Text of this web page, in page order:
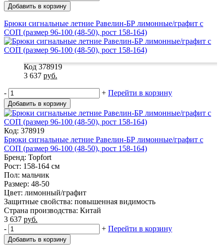
Добавить в корзину
Брюки сигнальные летние Равелин-БР лимонные/графит с
СОП (размер 96-100 (48-50), рост 158-164)
Код 378919
3 637 руб.
- + Перейти в корзину
Добавить в корзину
Код: 378919
Брюки сигнальные летние Равелин-БР лимонные/графит с
СОП (размер 96-100 (48-50), рост 158-164)
Бренд: Topfort
Рост: 158-164 см
Пол: мальчик
Размер: 48-50
Цвет: лимонный/графит
Защитные свойства: повышенная видимость
Страна производства: Китай
3 637 руб.
-
+ Перейти в корзину
Добавить в корзину